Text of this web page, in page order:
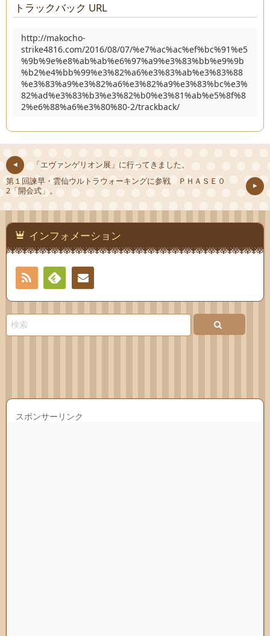
トラックバック URL
http://makocho-
strike4816.com/2016/08/07/%e7%ac%ac%ef%bc%91%e5
%9b%9e%e8%ab%ab%e6%97%a9%e3%83%bb%e9%9b
%b2%e4%bb%99%e3%82%a6%e3%83%ab%e3%83%88
%e3%83%a9%e3%82%a6%e3%82%a9%e3%83%bc%e3%
82%ad%e3%83%b3%e3%82%b0%e3%81%ab%e5%8f%8
2%e6%88%a6%e3%80%80-2/trackback/
「エヴァンゲリオン展」に行ってきました。
第１回諫早・雲仙ウルトラウォーキングに参戦 ＰＨＡＳＥ０
2「開会式」。
インフォメーション
RSS
Feedly連絡
スポンサーリンク